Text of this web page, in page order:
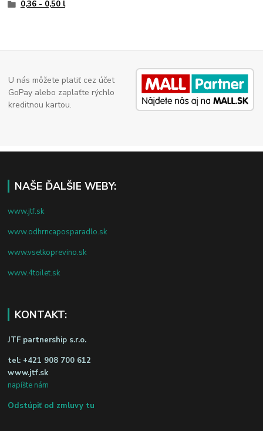
0,36 - 0,50 l
U nás môžete platiť cez účet
GoPay alebo zaplaťte rýchlo
kreditnou kartou.
NAŠE ĎALŠIE WEBY:
www.jtf.sk
www.odhrncaposparadlo.sk
www.vsetkoprevino.sk
www.4toilet.sk
KONTAKT:
JTF partnership s.r.o.
tel: +421 908 700 612
www.jtf.sk
napíšte nám
Odstúpiť od zmluvy tu